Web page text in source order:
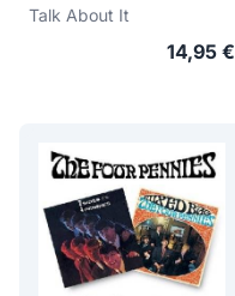
Talk About It
14,95 €